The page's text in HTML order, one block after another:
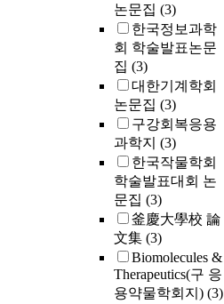
논문집 (3)
한국정보과학
회 학술발표논문
집 (3)
대한기계학회
논문집 (3)
구강회복응용
과학지 (3)
한국작물학회
학술발표대회 논
문집 (3)
釜慶大學校 論
文集 (3)
Biomolecules &
Therapeutics(구 응
용약물학회지) (3)